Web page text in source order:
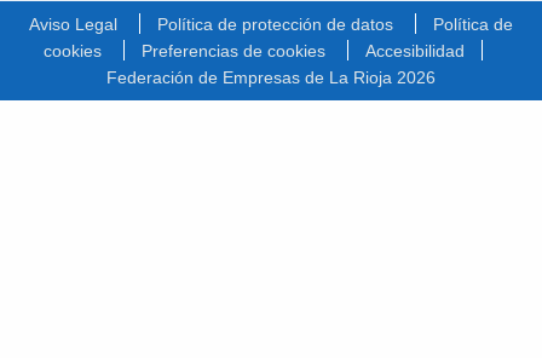
Aviso Legal Política de protección de datos
Política de
cookies
Preferencias de cookies
Accesibilidad
Federación de Empresas de La Rioja 2026